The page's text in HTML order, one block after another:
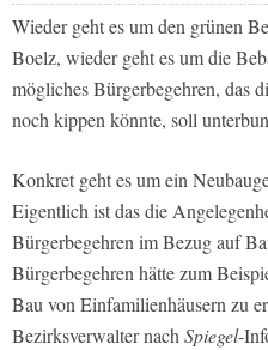
Wieder geht es um den grünen
Boelz, wieder geht es um die
mögliches Bürgerbegehren, das
noch kippen könnte, soll
Konkret geht es um ein
Eigentlich ist das die
Bürgerbegehren im Bezug auf
Bürgerbegehren hätte zum
Bau von Einfamilienhäusern zu
Bezirksverwalter nachSpiegel-